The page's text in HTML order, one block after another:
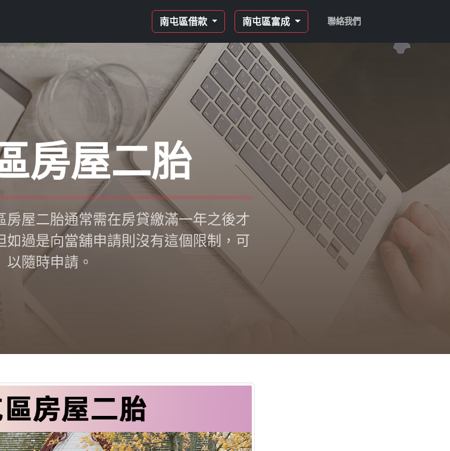
南屯區借款 南屯區富成 聯絡我們
房屋二胎
房屋二胎通常需在房貸繳滿一年之後才
如過是向當舖申請則沒有這個限制，可
以隨時申請。